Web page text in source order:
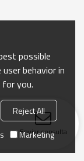
Enviar consulta
possible
behavior in
you.
Reject All
Marketing